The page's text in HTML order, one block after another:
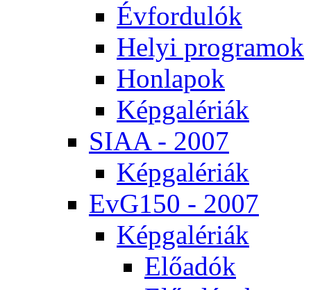
Év­for­du­lók
He­lyi prog­ra­mok
Hon­la­pok
Kép­ga­lé­ri­ák
SI­AA - 2007
Kép­ga­lé­ri­ák
EvG150 - 2007
Kép­ga­lé­ri­ák
Elő­adók